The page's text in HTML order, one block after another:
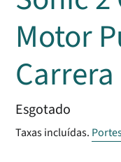
Motor
Preço
normal
Esgotado
Taxas incluídas.